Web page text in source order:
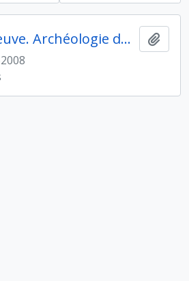
François Villeneuve. Archéologie du Proche-Orient hellénistique et romain